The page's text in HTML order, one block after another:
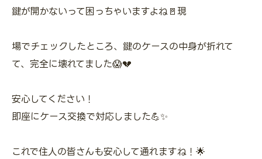
鍵が開かないって困っちゃいますよね🚪現
場でチェックしたところ、鍵のケースの中身が折れて
て、完全に壊れてました😱💔
安心してください！
即座にケース交換で対応しました💪✨
これで住人の皆さんも安心して通れますね！🌟